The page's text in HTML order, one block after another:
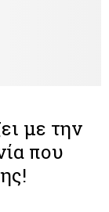
με την
που